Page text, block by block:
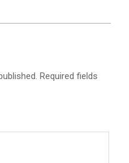
Required fields